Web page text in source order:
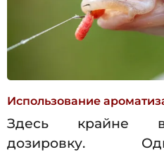
Использование
Здесь крайне
дозировку.